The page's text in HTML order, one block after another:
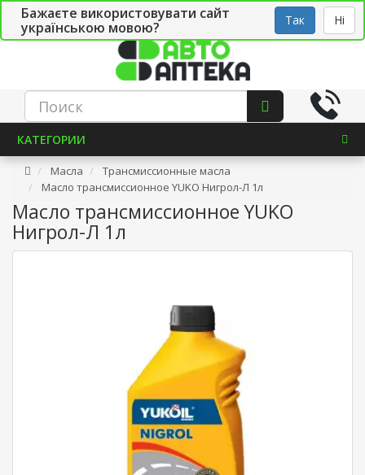
Бажаєте використовувати сайт
українською мовою?
Так Ні
СТО Укр
КАТЕГОРИИ
Масла
Трансмиссионные масла
Масло трансмиссионное YUKO Нигрол-Л 1л
Масло трансмиссионное YUKO
Нигрол-Л 1л